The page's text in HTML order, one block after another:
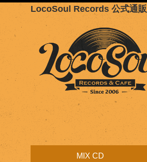
LocoSoul Records 公式通販
MIX CD